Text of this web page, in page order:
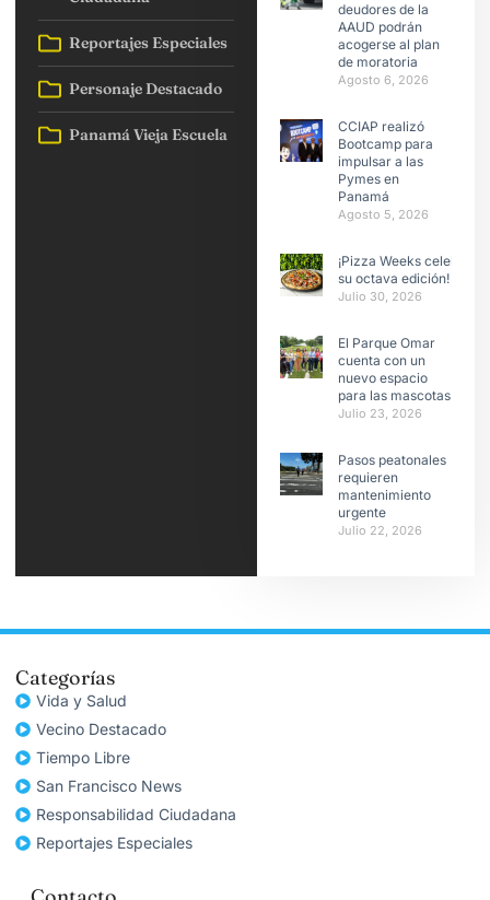
Reportajes Especiales
Personaje Destacado
Panamá Vieja Escuela
deudores de la
AAUD podrán
acogerse al plan
de moratoria
Agosto 6, 2026
CCIAP realizó
Bootcamp para
impulsar a las
Pymes en
Panamá
Agosto 5, 2026
¡Pizza Weeks celebra
su octava edición!
Julio 30, 2026
El Parque Omar
cuenta con un
nuevo espacio
para las mascotas
Julio 23, 2026
Pasos peatonales
requieren
mantenimiento
urgente
Julio 22, 2026
Categorías
Vida y Salud
Vecino Destacado
Tiempo Libre
San Francisco News
Responsabilidad Ciudadana
Reportajes Especiales